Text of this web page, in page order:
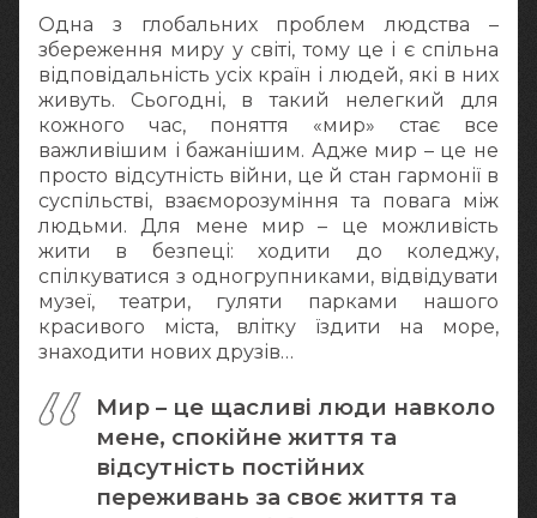
Одна з глобальних проблем людства –
збереження миру у світі, тому це і є спільна
відповідальність усіх країн і людей, які в них
живуть. Сьогодні, в такий нелегкий для
кожного час, поняття «мир» стає все
важливішим і бажанішим. Адже мир – це не
просто відсутність війни, це й стан гармонії в
суспільстві, взаєморозуміння та повага між
людьми. Для мене мир – це можливість
жити в безпеці: ходити до коледжу,
спілкуватися з одногрупниками, відвідувати
музеї, театри, гуляти парками нашого
красивого міста, влітку їздити на море,
знаходити нових друзів…
Мир – це щасливі люди навколо
мене, спокійне життя та
відсутність постійних
переживань за своє життя та